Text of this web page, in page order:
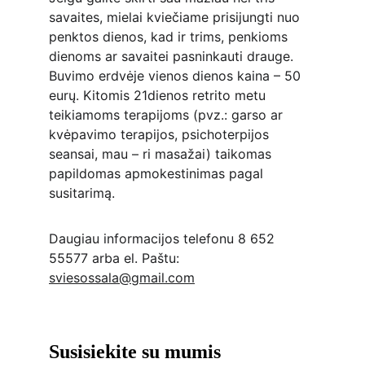
savaites, mielai kviečiame prisijungti nuo
penktos dienos, kad ir trims, penkioms
dienoms ar savaitei pasninkauti drauge.
Buvimo erdvėje vienos dienos kaina – 50
eurų. Kitomis 21dienos retrito metu
teikiamoms terapijoms (pvz.: garso ar
kvėpavimo terapijos, psichoterpijos
seansai, mau – ri masažai) taikomas
papildomas apmokestinimas pagal
susitarimą.
Daugiau informacijos telefonu 8 652
55577 arba el. Paštu:
sviesossala@gmail.com
Susisiekite su mumis